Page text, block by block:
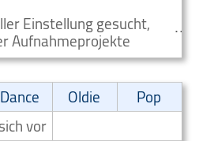
Einstellung gesucht,
Aufnahmeprojekte
Dance Oldie
Pop
vor